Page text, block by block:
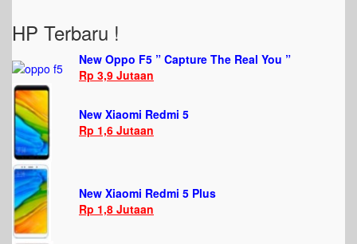
HP Terbaru !
New Oppo F5 ” Capture The Real You ”
Rp 3,9 Jutaan
New Xiaomi Redmi 5
Rp 1,6 Jutaan
New Xiaomi Redmi 5 Plus
Rp 1,8 Jutaan